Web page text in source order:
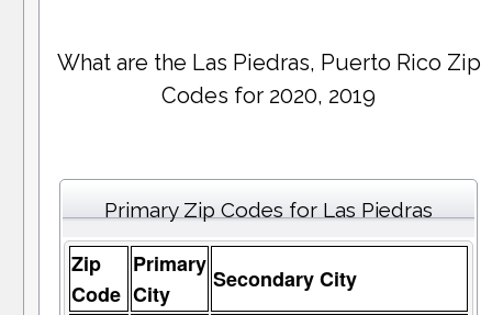
What are the Las Piedras, Puerto Rico Zip
Codes for 2020, 2019
Primary Zip Codes for Las Piedras
Zip
Code
Primary
City
Secondary City